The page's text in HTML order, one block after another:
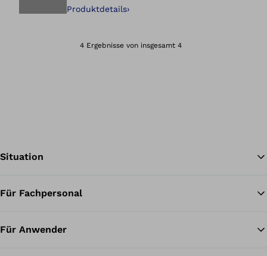
Produktdetails›
4 Ergebnisse von insgesamt 4
Situation
Für Fachpersonal
Für Anwender